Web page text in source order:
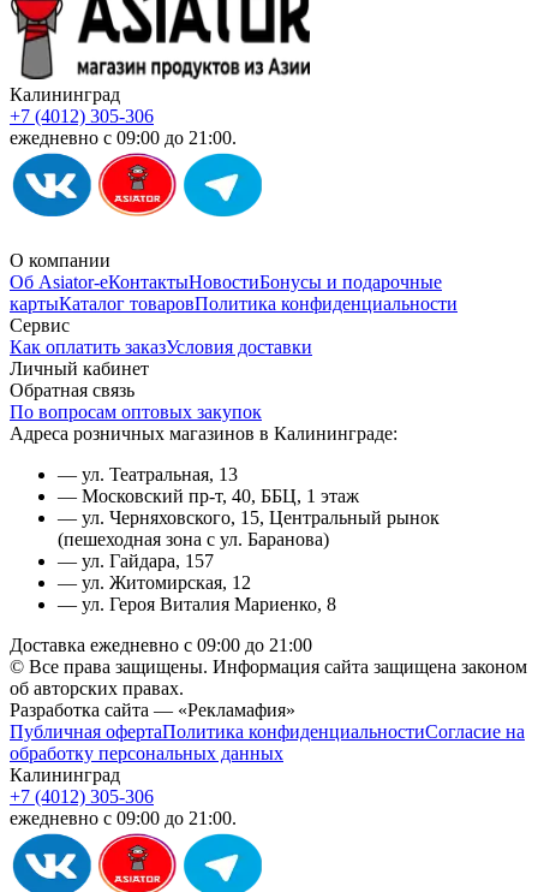
Калининград
+7 (4012) 305-306
ежедневно с 09:00 до 21:00.
О компании
Об Asiator-еКонтактыНовостиБонусы и подарочные
картыКаталог товаровПолитика конфиденциальности
Сервис
Как оплатить заказУсловия доставки
Личный кабинет
Обратная связь
По вопросам оптовых закупок
Адреса розничных магазинов в Калининграде:
— ул. Театральная, 13
— Московский пр-т, 40, ББЦ, 1 этаж
— ул. Черняховского, 15, Центральный рынок
(пешеходная зона с ул. Баранова)
— ул. Гайдара, 157
— ул. Житомирская, 12
— ул. Героя Виталия Мариенко, 8
Доставка ежедневно с 09:00 до 21:00
© Все права защищены. Информация сайта защищена законом
об авторских правах.
Разработка сайта — «Рекламафия»
Публичная офертаПолитика конфиденциальностиСогласие на
обработку персональных данных
Калининград
+7 (4012) 305-306
ежедневно с 09:00 до 21:00.